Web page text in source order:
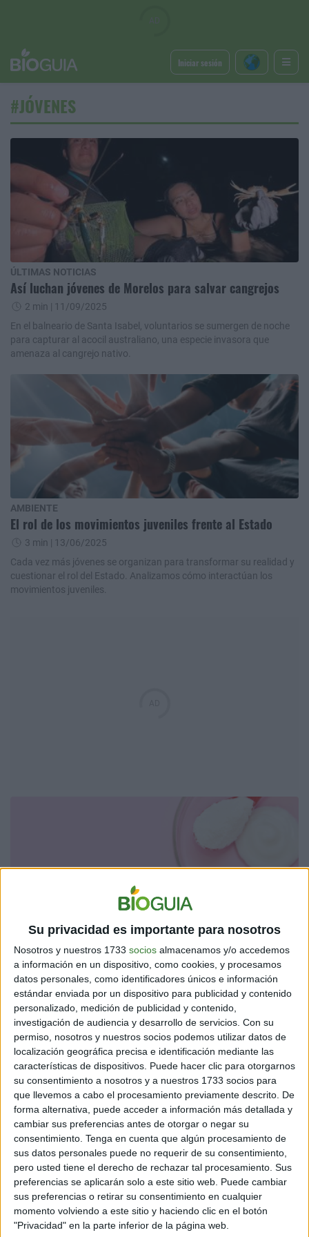
Su privacidad es importante para nosotros
Nosotros y nuestros 1733 socios almacenamos y/o accedemos
a información en un dispositivo, como cookies, y procesamos
datos personales, como identificadores únicos e información
estándar enviada por un dispositivo para publicidad y contenido
personalizado, medición de publicidad y contenido,
investigación de audiencia y desarrollo de servicios. Con su
permiso, nosotros y nuestros socios podemos utilizar datos de
localización geográfica precisa e identificación mediante las
características de dispositivos. Puede hacer clic para otorgarnos
su consentimiento a nosotros y a nuestros 1733 socios para
que llevemos a cabo el procesamiento previamente descrito. De
forma alternativa, puede acceder a información más detallada y
cambiar sus preferencias antes de otorgar o negar su
consentimiento. Tenga en cuenta que algún procesamiento de
sus datos personales puede no requerir de su consentimiento,
pero usted tiene el derecho de rechazar tal procesamiento. Sus
preferencias se aplicarán solo a este sitio web. Puede cambiar
sus preferencias o retirar su consentimiento en cualquier
momento volviendo a este sitio y haciendo clic en el botón
"Privacidad" en la parte inferior de la página web.
Iniciar sesión
#JÓVENES
ÚLTIMAS NOTICIAS
Así luchan jóvenes de Morelos para salvar cangrejos
2 min | 11/09/2025
En el balneario de Santa Isabel, voluntarios se sumergen de noche
para capturar al acocil australiano, una especie invasora que
amenaza al cangrejo nativo.
AMBIENTE
El rol de los movimientos juveniles frente al Estado
3 min | 13/06/2025
Cada vez más jóvenes se organizan para transformar su realidad y
cuestionar el rol del Estado. Analizamos cómo interactúan los
movimientos juveniles.
SALUD
Colágeno hidrolizado: el secreto de muchas pieles
jóvenes
3 min| 07/04/2025
¡Cada vez más personas lo suman a su rutina diaria. Promete piel
luminosa, articulaciones fuertes y un boost de juventud.
ÚLTIMAS NOTICIAS
Australia: jóvenes se asustan con un dragón con
volantes
3 min| 26/02/2025